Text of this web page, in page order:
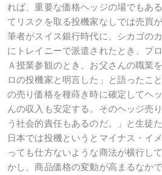
れば、重要な価格ヘッジの場でもあ
てリスクを取る投機家なしでは売買
筆者がスイス銀行時代に、シカゴの
にトレイニーで派遣されたとき、プ
Ａ授業参観のとき、お父さんの職業
ロの投機家と明言した」と語ったこ
の売り価格を種蒔き時に確定してヘ
んの収入も安定する。そのヘッジ売
う社会的責任もあるのだ。」と生徒
日本では投機というとマイナス・イ
っても仕方ないような商法が横行し
かし、商品価格の変動が高まるなか